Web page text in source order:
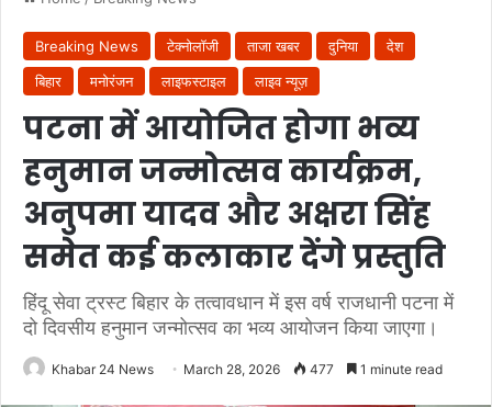
Breaking News टेक्नोलॉजी ताजा खबर दुनिया
देश
बिहार
मनोरंजन लाइफस्टाइल लाइव न्यूज़
पटना में आयोजित होगा भव्य
हनुमान जन्मोत्सव कार्यक्रम,
अनुपमा यादव और अक्षरा सिंह
समेत कई कलाकार देंगे प्रस्तुति
हिंदू सेवा ट्रस्ट बिहार के तत्वावधान में इस वर्ष राजधानी पटना में
दो दिवसीय हनुमान जन्मोत्सव का भव्य आयोजन किया जाएगा।
Khabar 24 News March 28, 2026 477 1 minute read